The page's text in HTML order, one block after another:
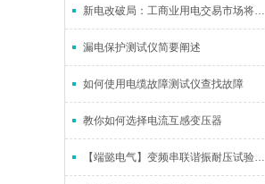
新电改破局：工商业用电交易市场将全部放开
漏电保护测试仪简要阐述
如何使用电缆故障测试仪查找故障
教你如何选择电流互感变压器
【端懿电气】变频串联谐振耐压试验装置使用注意事项